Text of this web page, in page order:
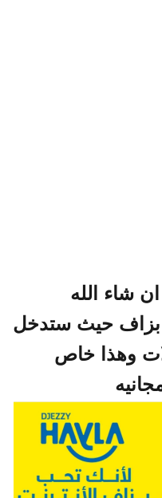
شاء الله
بزاف حيث ستدخل
وهذا خاص